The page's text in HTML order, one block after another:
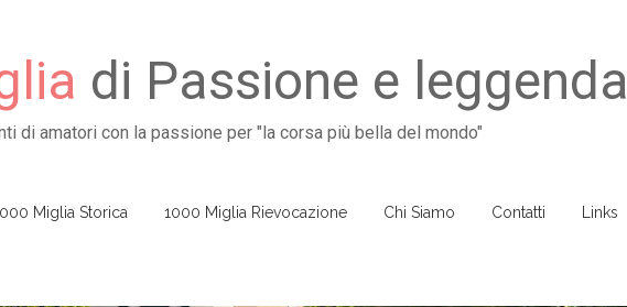
di Passione e leggenda
di amatori con la passione per "la corsa più bella del mondo"
Miglia Storica 1000 Miglia Rievocazione Chi Siamo Contatti Links